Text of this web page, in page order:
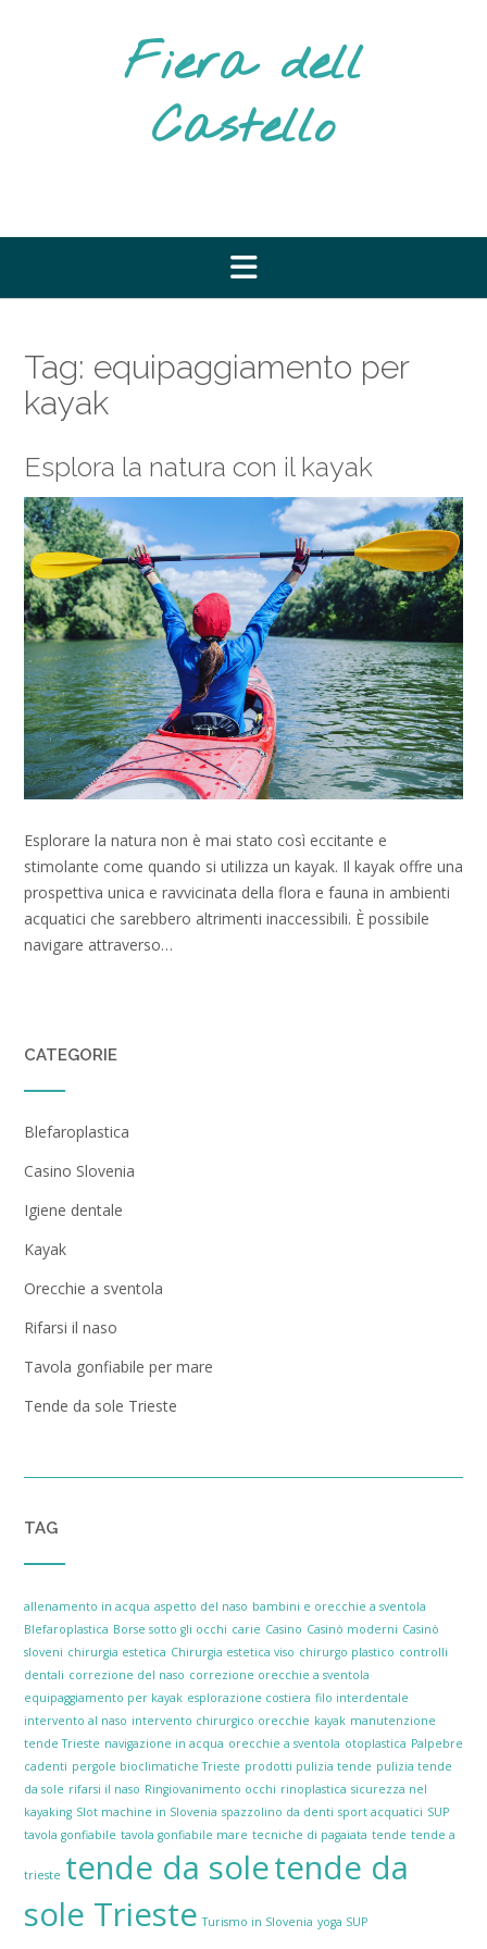
Fiera dell
Castello
Tag: equipaggiamento per
kayak
Esplora la natura con il kayak
Esplorare la natura non è mai stato così eccitante e
stimolante come quando si utilizza un kayak. Il kayak offre una
prospettiva unica e ravvicinata della flora e fauna in ambienti
acquatici che sarebbero altrimenti inaccessibili. È possibile
navigare attraverso…
CATEGORIE
Blefaroplastica
Casino Slovenia
Igiene dentale
Kayak
Orecchie a sventola
Rifarsi il naso
Tavola gonfiabile per mare
Tende da sole Trieste
TAG
allenamento in acqua aspetto del naso bambini e orecchie a sventola
Blefaroplastica Borse sotto gli occhi carie Casino Casinò moderni Casinò
sloveni chirurgia estetica Chirurgia estetica viso chirurgo plastico controlli
dentali correzione del naso correzione orecchie a sventola
equipaggiamento per kayak esplorazione costiera filo interdentale
intervento al naso intervento chirurgico orecchie kayak manutenzione
tende Trieste navigazione in acqua orecchie a sventola otoplastica Palpebre
cadenti pergole bioclimatiche Trieste prodotti pulizia tende pulizia tende
da sole rifarsi il naso Ringiovanimento occhi rinoplastica sicurezza nel
kayaking Slot machine in Slovenia spazzolino da denti sport acquatici SUP
tavola gonfiabile tavola gonfiabile mare tecniche di pagaiata tende tende a
trieste tende da soletende da
sole Trieste Turismo in Slovenia yoga SUP